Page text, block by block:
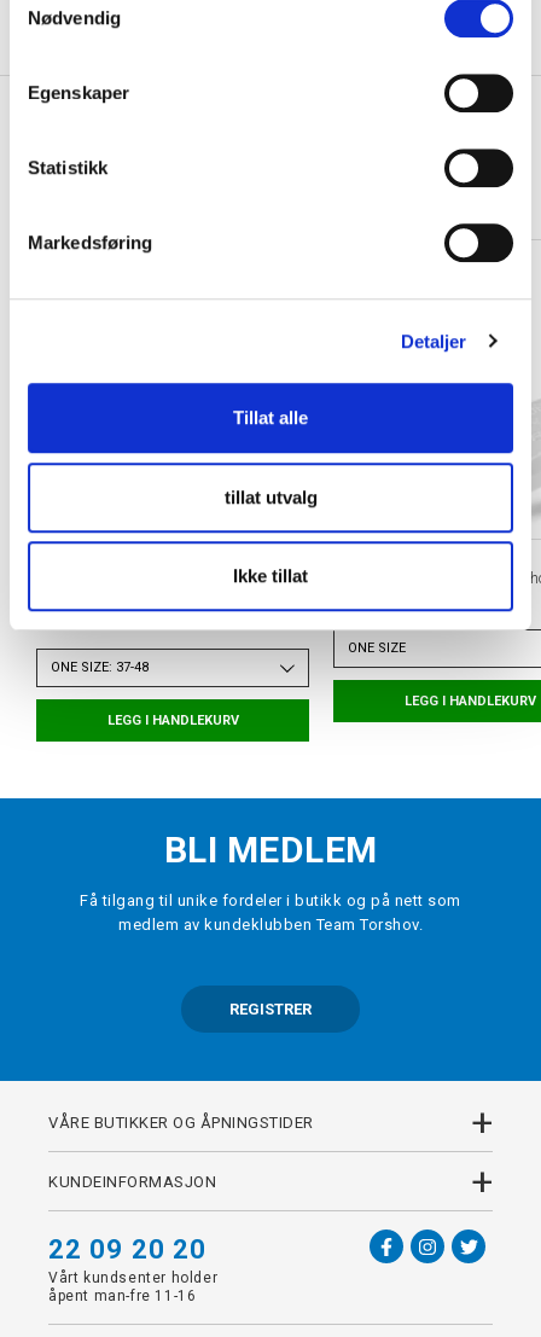
t
Nødvendig
Egenskaper
Statistikk
Markedsføring
Detaljer
Tillat alle
tillat utvalg
Ikke tillat
Leveringstiden forlenges dersom produkter personaliseres.
Produkter med trykk kan ikke byttes eller returneres.
+
DETALJER
Allround Classic Grip Fotballstrømper
ONE SIZE: 37-48
LEGG I HANDLEKURV
x PASTE Grip Tape
ONE SIZE
LEGG I HANDLEKURV
BLI MEDLEM
Få tilgang til unike fordeler i butikk og på nett som
medlem av kundeklubben Team Torshov.
REGISTRER
VÅRE BUTIKKER OG ÅPNINGSTIDER +
KUNDEINFORMASJON +
22 09 20 20
Vårt kundsenter holder
åpent man-fre 11-16